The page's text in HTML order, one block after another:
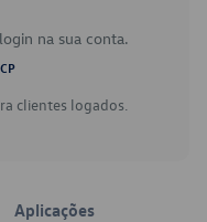
na sua conta.
clientes logados.
Aplicações